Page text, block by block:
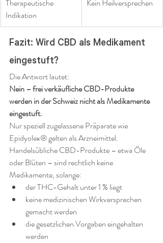
Therapeutische
Indikation
Kein Heilversprechen
Fazit: Wird CBD als Medikament
eingestuft?
Die Antwort lautet:
Nein – frei verkäufliche CBD-Produkte
werden in der Schweiz nicht als Medikamente
eingestuft.
Nur speziell zugelassene Präparate wie
Epidyolex® gelten als Arzneimittel.
Handelsübliche CBD-Produkte – etwa Öle
oder Blüten – sind rechtlich keine
Medikamente, solange:
der THC-Gehalt unter 1 % liegt
keine medizinischen Wirkversprechen
gemacht werden
die gesetzlichen Vorgaben eingehalten
werden